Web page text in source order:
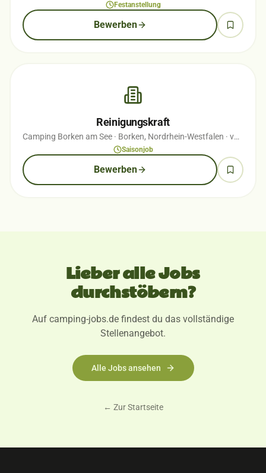
Festanstellung
Bewerben
Reinigungskraft
Camping Borken am See · Borken, Nordrhein-Westfalen · vor 1 Wochen
Saisonjob
Bewerben
Lieber alle Jobs
durchstöbern?
Auf camping-jobs.de findest du das vollständige
Stellenangebot.
Alle Jobs ansehen
← Zur Startseite